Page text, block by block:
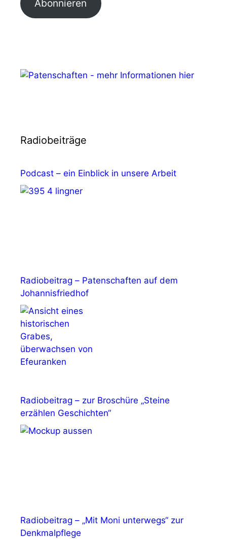
Abonnieren
Radiobeiträge
Podcast – ein Einblick in unsere Arbeit
Radiobeitrag – Patenschaften auf dem
Johannisfriedhof
Radiobeitrag – zur Broschüre „Steine
erzählen Geschichten“
Radiobeitrag – „Mit Moni unterwegs“ zur
Denkmalpflege